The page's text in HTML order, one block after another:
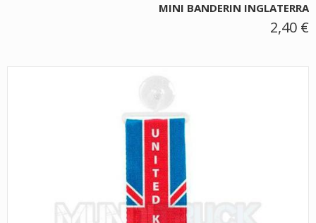
MINI BANDERIN INGLATERRA
2,40 €